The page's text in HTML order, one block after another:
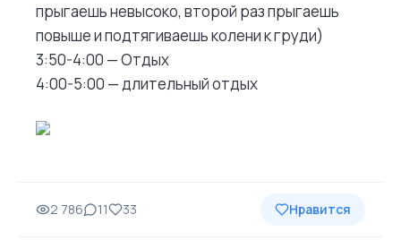
прыгаешь невысоко, второй раз прыгаешь
повыше и подтягиваешь колени к груди)
3:50-4:00 — Отдых
4:00-5:00 — длительный отдых
2 786 11 33 Нравится